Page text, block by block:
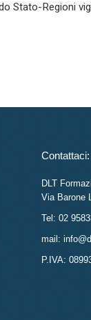
Stato-Regioni
Contattaci:
DLT
Via Barone
Tel: 02
mail:
P.IVA: